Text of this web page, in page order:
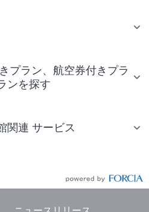
プラン、航空券付きプラ
ンを探す
関連 サービス